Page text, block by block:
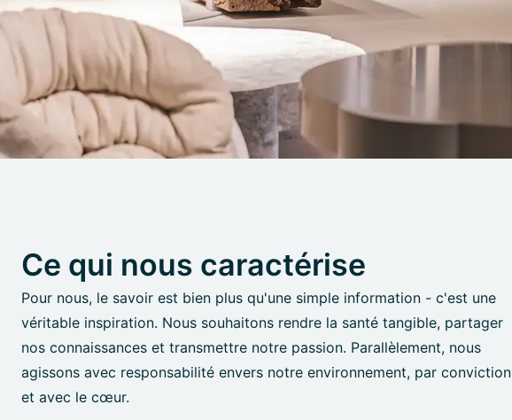
Ce qui nous caractérise
Pour nous, le savoir est bien plus qu'une simple information - c'est une
véritable inspiration. Nous souhaitons rendre la santé tangible, partager
nos connaissances et transmettre notre passion. Parallèlement, nous
agissons avec responsabilité envers notre environnement, par conviction
et avec le cœur.